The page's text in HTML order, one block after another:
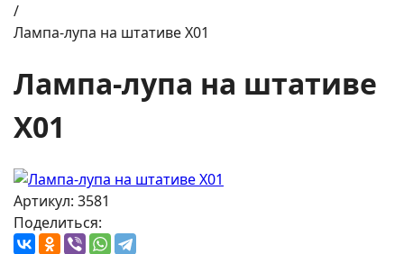
/
Лампа-лупа на штативе X01
Лампа-лупа на штативе
X01
Артикул: 3581
Поделиться: